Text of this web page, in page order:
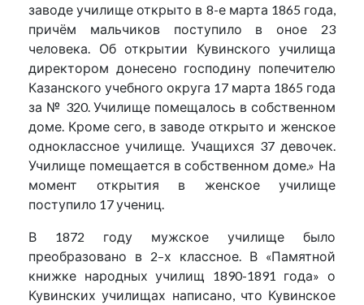
заводе училище открыто в 8-е марта 1865 года,
причём мальчиков поступило в оное 23
человека. Об открытии Кувинского училища
директором донесено господину попечителю
Казанского учебного округа 17 марта 1865 года
за № 320. Училище помещалось в собственном
доме. Кроме сего, в заводе открыто и женское
одноклассное училище. Учащихся 37 девочек.
Училище помещается в собственном доме.» На
момент открытия в женское училище
поступило 17 учениц.
В 1872 году мужское училище было
преобразовано в 2–х классное. В «Памятной
книжке народных училищ 1890-1891 года» о
Кувинских училищах написано, что Кувинское